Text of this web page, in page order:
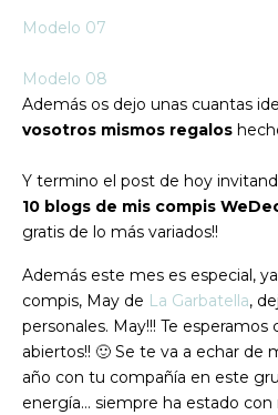
Modelo 07
Modelo 08
Además os dejo unas cuantas
vosotros mismos regalos
Y termino el post de hoy
10 blogs de mis compis
gratis de lo más variados!!
Además este mes es especial,
compis, May de La Garbatella,
personales. May!!! Te esperamos
abiertos!! 🙂 Se te va a echar de
año con tu compañía en este
energía… siempre ha estado con